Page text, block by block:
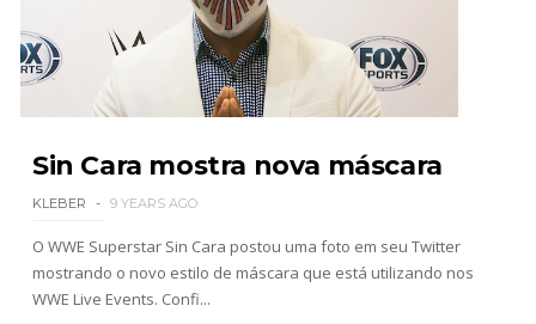
Semana em Sexyness No.52
SCSA867 Aug 02 2026
Unknown Aug 01 2026
Sin Cara mostra nova máscara
KLEBER 9 YEARS AGO
O WWE Superstar Sin Cara postou uma foto em seu Twitter
mostrando o novo estilo de máscara que está utilizando nos
WWE Live Events. Confi...